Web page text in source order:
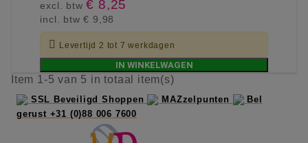
excl. btw€ 8,25
incl. btw€ 9,98
 Levertijd 2 tot 7 werkdagen
IN WINKELWAGEN
Item 1-5 van 5 in totaal item(s)
SSL Beveiligd Shoppen MAZzelpunten
Bel
gerust +31 (0)88 006 7600